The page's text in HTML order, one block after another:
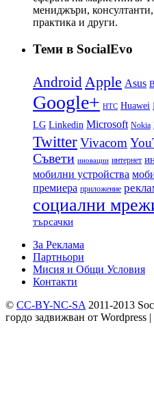
мениджъри,
практика и други.
Теми в SocialEvo
AndroidApple Asus
Google+ HTC Huawei
LG Linkedin Microsoft Nokia
TwitterVivacom
Съвети иновации интернет
мобилни устройства
премиера приложение
социални
търсачки
За Реклама
Партньори
Мисия и Общи Условия
Контакти
© CC-BY-NC-SA 2011-2013
гордо задвижван от Wordpress |